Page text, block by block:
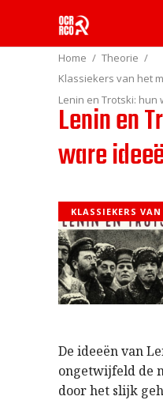
Home
Theorie
Klassiekers van het
Lenin en Trotski: hun
Lenin en
ware
KLASSIEKERS
De ideeën van
ongetwijfeld de
door het slijk